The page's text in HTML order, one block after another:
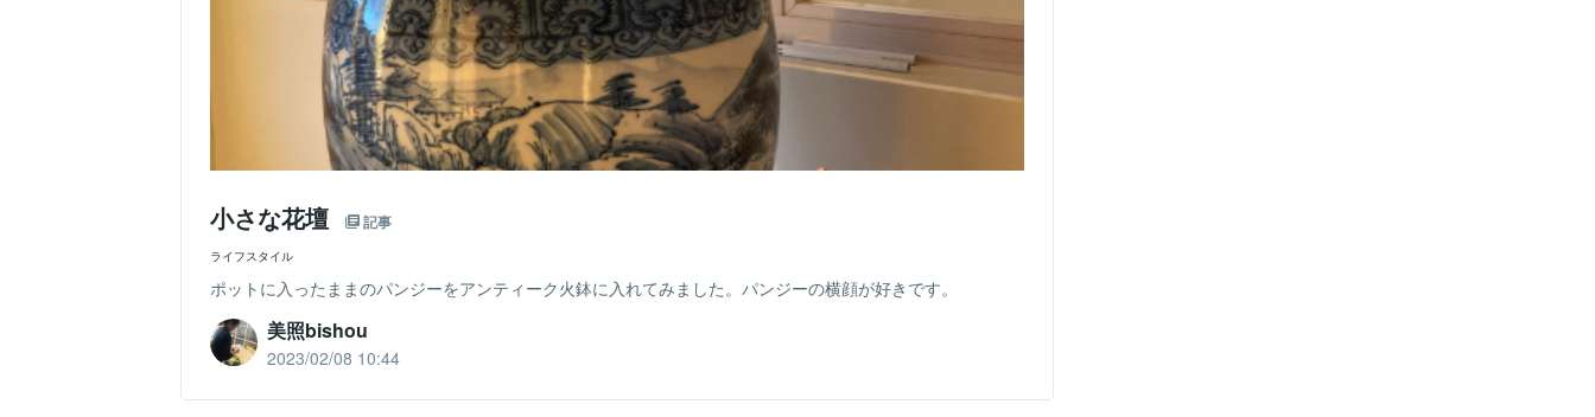
小さな花壇 記事
ライフスタイル
ポットに入ったままのパンジーをアンティーク火鉢に入れてみました。パンジーの横顔が好きです。
美照bishou
2023/02/08 10:44